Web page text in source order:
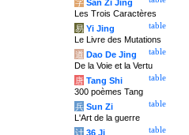
字 San Zi Jing
Les Trois Caractères
table
易 Yi Jing
Le Livre des Mutations
table
道 Dao De Jing
De la Voie et la Vertu
table
唐 Tang Shi
300 poèmes Tang
table
兵 Sun Zi
L'Art de la guerre
table
计 36 Ji